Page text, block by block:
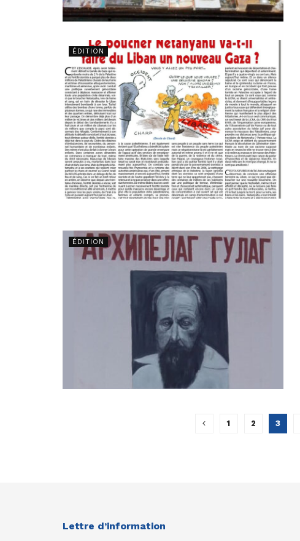
ÉDITION
ÉDITION
1 2 3
Lettre d’information